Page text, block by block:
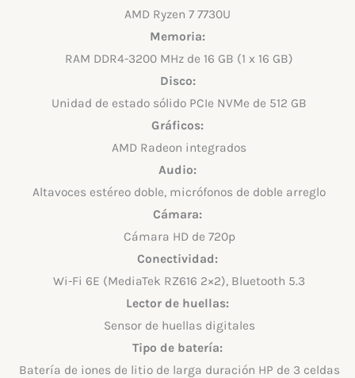
AMD Ryzen 7 7730U
Memoria:
RAM DDR4-3200 MHz de 16 GB (1 x 16 GB)
Disco:
Unidad de estado sólido PCIe NVMe de 512 GB
Gráficos:
AMD Radeon integrados
Audio:
Altavoces estéreo doble, micrófonos de doble arreglo
Cámara:
Cámara HD de 720p
Conectividad:
Wi-Fi 6E (MediaTek RZ616 2×2), Bluetooth 5.3
Lector de huellas:
Sensor de huellas digitales
Tipo de batería:
Batería de iones de litio de larga duración HP de 3 celdas